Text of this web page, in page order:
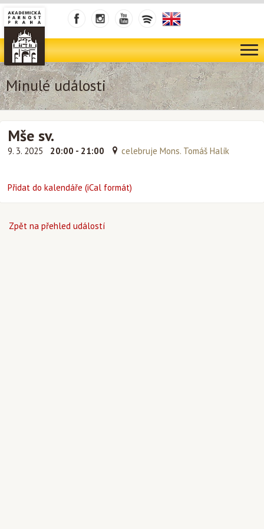
Minulé události
Mše sv.
9. 3. 2025 20:00 - 21:00 celebruje Mons. Tomáš Halík
Přidat do kalendáře (iCal formát)
Zpět na přehled událostí